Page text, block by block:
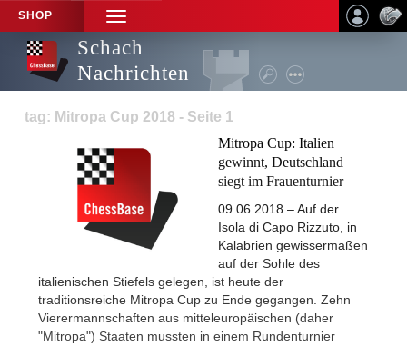
SHOP
TOGGLE
NAVIGATION
Schach
Nachrichten
tag: Mitropa Cup 2018 - Seite 1
Mitropa Cup: Italien
gewinnt, Deutschland
siegt im Frauenturnier
09.06.2018 – Auf der
Isola di Capo Rizzuto, in
Kalabrien gewissermaßen
auf der Sohle des
italienischen Stiefels gelegen, ist heute der
traditionsreiche Mitropa Cup zu Ende gegangen. Zehn
Vierermannschaften aus mitteleuropäischen (daher
"Mitropa") Staaten mussten in einem Rundenturnier